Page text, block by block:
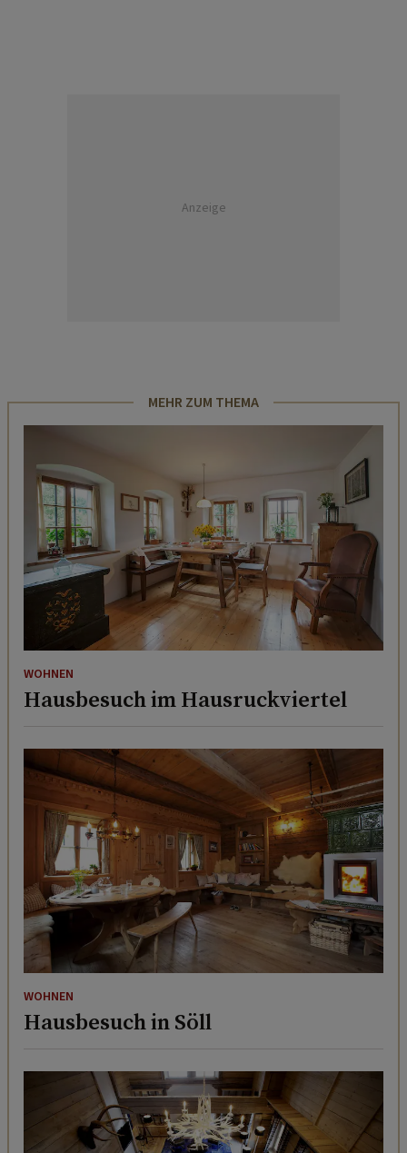
Anzeige
MEHR ZUM THEMA
WOHNEN
Hausbesuch im Hausruckviertel
WOHNEN
Hausbesuch in Söll